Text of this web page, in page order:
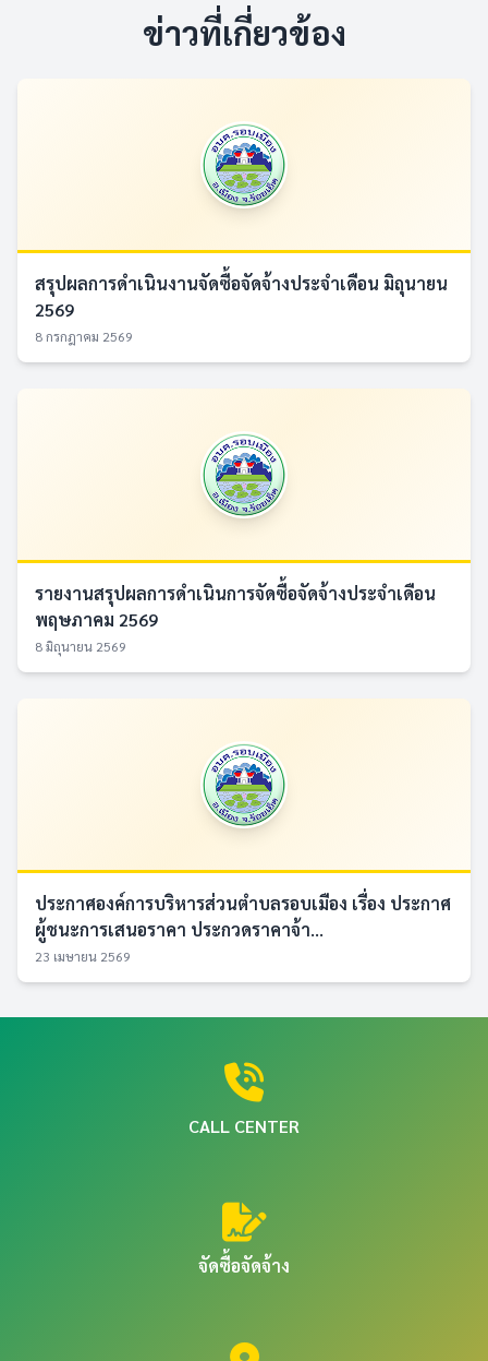
ข่าวที่เกี่ยวข้อง
สรุปผลการดำเนินงานจัดซื้อจัดจ้างประจำเดือน มิถุนายน
2569
8 กรกฎาคม 2569
รายงานสรุปผลการดำเนินการจัดซื้อจัดจ้างประจำเดือน
พฤษภาคม 2569
8 มิถุนายน 2569
ประกาศองค์การบริหารส่วนตำบลรอบเมือง เรื่อง ประกาศ
ผู้ชนะการเสนอราคา ประกวดราคาจ้า...
23 เมษายน 2569
CALL CENTER
จัดซื้อจัดจ้าง